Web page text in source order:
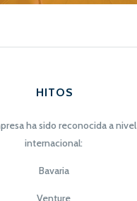
HITOS
ha sido reconocida a nivel
internacional:
Bavaria
Venture